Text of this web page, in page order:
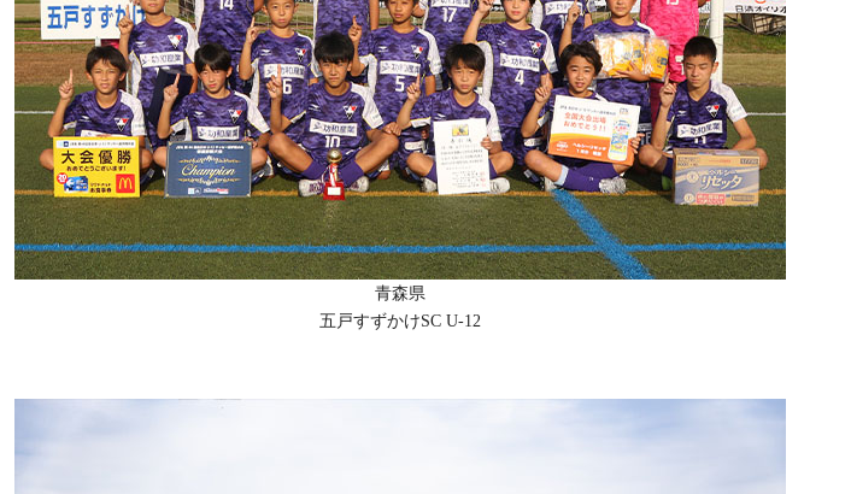
青森県
五戸すずかけSC U-12